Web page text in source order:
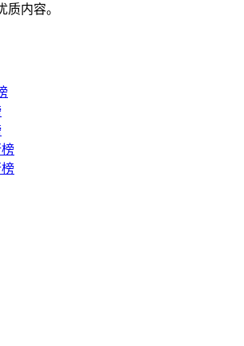
质内容。